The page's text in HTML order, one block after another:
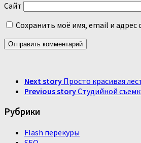
Сайт
Сохранить моё имя, email и адрес
Next story Просто красивая
Previous storyСтудийной
Рубрики
Flash перекуры